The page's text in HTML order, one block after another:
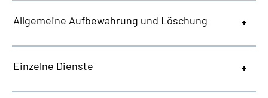
Allgemeine Aufbewahrung und Löschung
Einzelne Dienste